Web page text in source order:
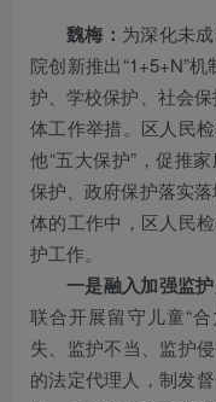
魏梅： 为深化未
院创新推出“1+5+N”机
护、学校保护、社会
体工作举措。区人民
他“五大保护”，促推
保护、政府保护落实落
体的工作中，区人民
护工作。
一是融入加强监护
联合开展留守儿童“
失、监护不当、监护
的法定代理人，制发